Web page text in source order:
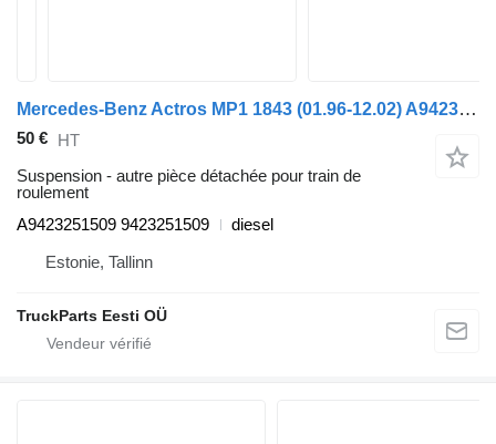
Mercedes-Benz Actros MP1 1843 (01.96-12.02) A9423251509 pour tracteur routier Mercedes-Benz Actros, Axor MP1, MP2, MP3 (1996-2014)
50 € HT
Suspension - autre pièce détachée pour train de
roulement
A9423251509 9423251509
diesel
Estonie, Tallinn
TruckParts Eesti OÜ